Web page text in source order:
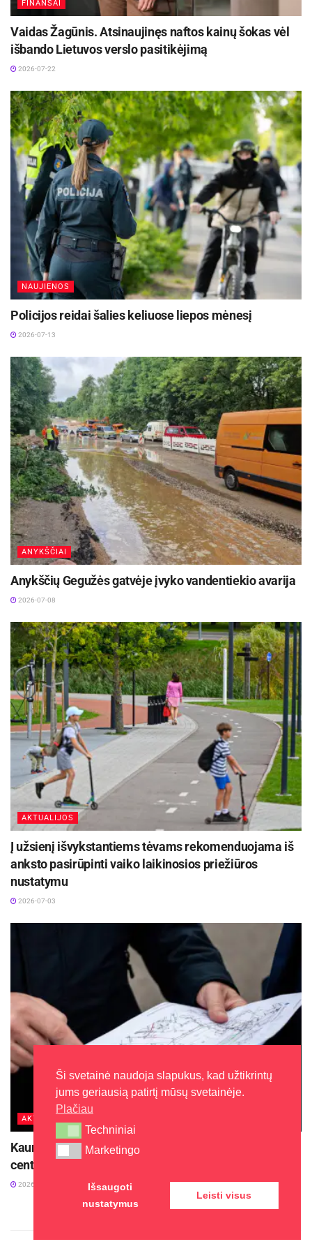
FINANSAI
Vaidas Žagūnis. Atsinaujinęs naftos kainų šokas vėl
išbando Lietuvos verslo pasitikėjimą
2026-07-22
NAUJIENOS
Policijos reidai šalies keliuose liepos mėnesį
2026-07-13
ANYKŠČIAI
Anykščių Gegužės gatvėje įvyko vandentiekio avarija
2026-07-08
AKTUALIJOS
Į užsienį išvykstantiems tėvams rekomenduojama iš
anksto pasirūpinti vaiko laikinosios priežiūros
nustatymu
2026-07-03
AKTUALIJOS
Kauniečiams toliau finansuojamas prisijungimas prie
centralizuotų tinklų
2026-07-03
Ši svetainė naudoja slapukus, kad užtikrintų
jums geriausią patirtį mūsų svetainėje.
Plačiau
Techniniai
Techniniai
Marketingo
Marketingo
Išsaugoti
nustatymus
Leisti visus